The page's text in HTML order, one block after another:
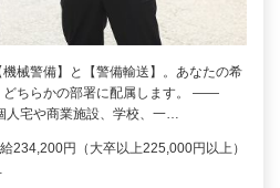
械警備】と【警備輸送】。あなたの希
どちらかの部署に配属します。 ――
人宅や商業施設、学校、一…
234,200円（大卒以上225,000円以上）